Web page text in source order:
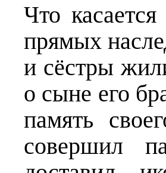
Что
прямых
и сёстры
о сыне его
память
совершил